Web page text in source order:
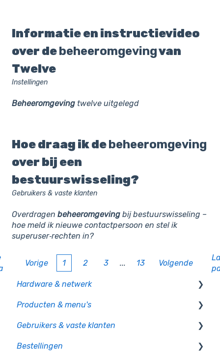
Informatie en instructievideo
over debeheeromgevingvan
Twelve
Instellingen
Beheeromgeving twelve uitgelegd
Hoe draag ik debeheeromgeving
over bij een
bestuurswisseling?
Gebruikers & vaste klanten
Overdragen beheeromgeving bij bestuurswisseling –
hoe meld ik nieuwe contactpersoon en stel ik
superuser‑rechten in?
Vorige 1 2 3 ... 13 Volgende
Hardware & netwerk
Kassa
PIO
CCV pinautomaten
Producten & menu's
Producten
Productcategorie & indeling
Gebruikers & vaste klanten
Gebruikersbeheer
Bestellingen